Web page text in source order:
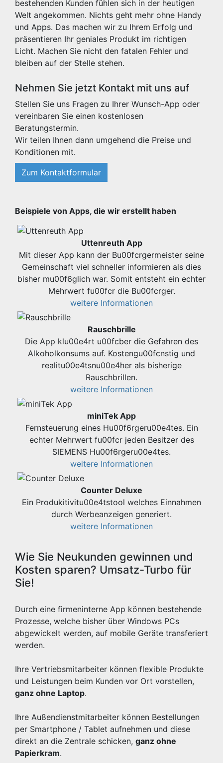
bestehenden Kunden fühlen sich in der heutigen
Welt angekommen. Nichts geht mehr ohne Handy
und Apps. Das machen wir zu Ihrem Erfolg und
präsentieren Ihr geniales Produkt im richtigen
Licht. Machen Sie nicht den fatalen Fehler und
bleiben auf der Stelle stehen.
Nehmen Sie jetzt Kontakt mit uns auf
Stellen Sie uns Fragen zu Ihrer Wunsch-App oder
vereinbaren Sie einen kostenlosen
Beratungstermin.
Wir teilen Ihnen dann umgehend die Preise und
Konditionen mit.
Zum Kontaktformular
Beispiele von Apps, die wir erstellt haben
Uttenreuth App
Mit dieser App kann der Bu00fcrgermeister seine
Gemeinschaft viel schneller informieren als dies
bisher mu00f6glich war. Somit entsteht ein echter
Mehrwert fu00fcr die Bu00fcrger.
weitere Informationen
Rauschbrille
Die App klu00e4rt u00fcber die Gefahren des
Alkoholkonsums auf. Kostengu00fcnstig und
realitu00e4tsnu00e4her als bisherige
Rauschbrillen.
weitere Informationen
miniTek App
Fernsteuerung eines Hu00f6rgeru00e4tes. Ein
echter Mehrwert fu00fcr jeden Besitzer des
SIEMENS Hu00f6rgeru00e4tes.
weitere Informationen
Counter Deluxe
Ein Produkitivitu00e4tstool welches Einnahmen
durch Werbeanzeigen generiert.
weitere Informationen
Wie Sie Neukunden gewinnen und
Kosten sparen? Umsatz-Turbo für
Sie!
Durch eine firmeninterne App können bestehende
Prozesse, welche bisher über Windows PCs
abgewickelt werden, auf mobile Geräte transferiert
werden.
Ihre Vertriebsmitarbeiter können flexible Produkte
und Leistungen beim Kunden vor Ort vorstellen,
ganz ohne Laptop.
Ihre Außendienstmitarbeiter können Bestellungen
per Smartphone / Tablet aufnehmen und diese
direkt an die Zentrale schicken, ganz ohne
Papierkram.